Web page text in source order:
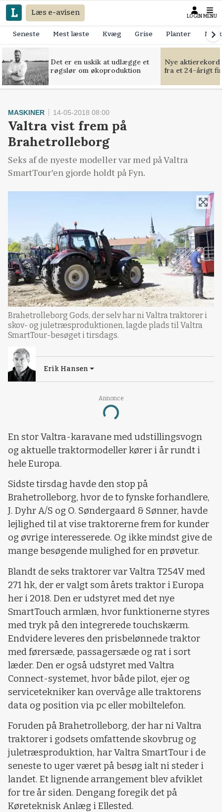
Læs e-avisen LOGIN MENU
Seneste Mest læste Kvæg Grise Planter
Det er en uskik at udlægge et
røgslør om økoproduktion
Nye
fra et 24-årigt
Annonce
Loading...
MASKINER 14-05-2018 08:00
Valtra vist frem på
Brahetrolleborg
Seks af de nyeste modeller var med på Valtra
SmartTour’en gjorde holdt på Fyn.
Brahetrolleborg Gods, der selv har ni Valtra traktorer i
skov- og juletræsproduktionen, lagde plads til Valtra
SmartTour-besøget i tirsdags.
Erik Hansen
En stor Valtra-karavane med udstillingsvogn
og aktuelle traktormodeller kører i år rundt i
hele Europa.
Sidste tirsdag havde den stop på
Brahetrolleborg, hvor de to fynske forhandlere,
J. Dyhr A/S og O. Søndergaard & Sønner, havde
lejlighed til at vise traktorerne frem for kunder
og øvrige interesserede. Og ikke mindst give de
mange besøgende mulighed for en prøvetur.
Blandt de seks traktorer var Valtra T254V med
271 hk, der er valgt som årets traktor i Europa
her i 2018. Den er udstyret med det nye
SmartTouch armlæn, hvor funktionerne styres
med tryk på den integrerede touchskærm.
Endvidere leveres den prisbelønnede traktor
med førersæde, passagersæde og rat i sort
læder. Den er også udstyret med Valtra
Connect-systemet, hvor både pilot, ejer og
servicetekniker kan overvåge alle traktorens
data og position via pc eller mobiltelefon.
Foruden på Brahetrolleborg, der har ni Valtra
traktorer i godsets omfattende skovbrug og
juletræsproduktion, har Valtra SmartTour i de
seneste to uger været på besøg ialt ni steder i
landet. Et lignende arrangement blev afviklet
for tre år siden. Dengang foregik det på
Køreteknisk Anlæg i Ellested.